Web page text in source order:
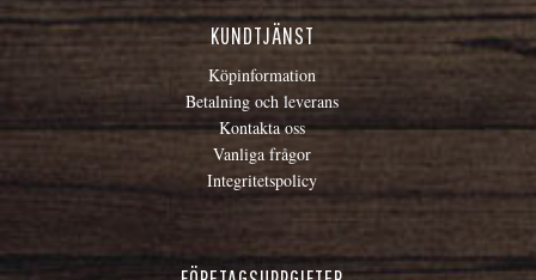
KUNDTJÄNST
Köpinformation
Betalning och leverans
Kontakta oss
Vanliga frågor
Integritetspolicy